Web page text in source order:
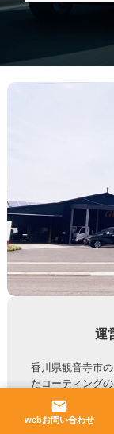
運
香川県観音寺市
たコーティング
か屋外などお車
などをお伺いし
webお問い合わせ